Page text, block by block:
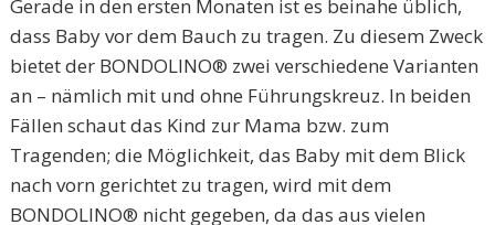
Gerade in den ersten Monaten ist es beinahe üblich,
dass Baby vor dem Bauch zu tragen. Zu diesem Zweck
bietet der BONDOLINO® zwei verschiedene Varianten
an – nämlich mit und ohne Führungskreuz. In beiden
Fällen schaut das Kind zur Mama bzw. zum
Tragenden; die Möglichkeit, das Baby mit dem Blick
nach vorn gerichtet zu tragen, wird mit dem
BONDOLINO® nicht gegeben, da das aus vielen